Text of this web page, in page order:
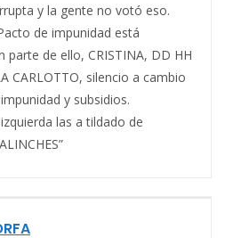
y la gente no votó eso.
de impunidad está
parte de ello, CRISTINA, DD HH
CARLOTTO, silencio a cambio
y subsidios.
las a tildado de